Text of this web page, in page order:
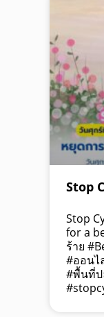
Stop
Stop
for a
ร้าย
#ออนไ
#พื้นที่ป